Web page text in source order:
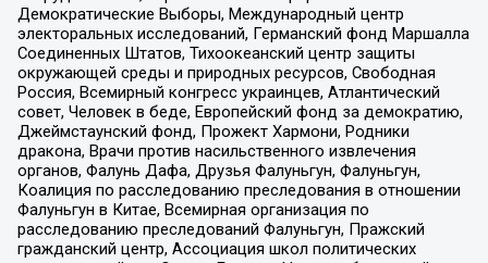
Демократические Выборы, Международный центр
электоральных исследований, Германский фонд Маршалла
Соединенных Штатов, Тихоокеанский центр защиты
окружающей среды и природных ресурсов, Свободная
Россия, Всемирный конгресс украинцев, Атлантический
совет, Человек в беде, Европейский фонд за демократию,
Джеймстаунский фонд, Прожект Хармони, Родники
дракона, Врачи против насильственного извлечения
органов, Фалунь Дафа, Друзья Фалуньгун, Фалуньгун,
Коалиция по расследованию преследования в отношении
Фалуньгун в Китае, Всемирная организация по
расследованию преследований Фалуньгун, Пражский
гражданский центр, Ассоциация школ политических